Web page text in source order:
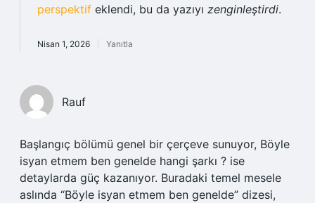
perspektif eklendi, bu da yazıyı zenginleştirdi.
Nisan 1, 2026 Yanıtla
Rauf
Başlangıç bölümü genel bir çerçeve sunuyor, Böyle
isyan etmem ben genelde hangi şarkı ? ise
detaylarda güç kazanıyor. Buradaki temel mesele
aslında “Böyle isyan etmem ben genelde” dizesi,